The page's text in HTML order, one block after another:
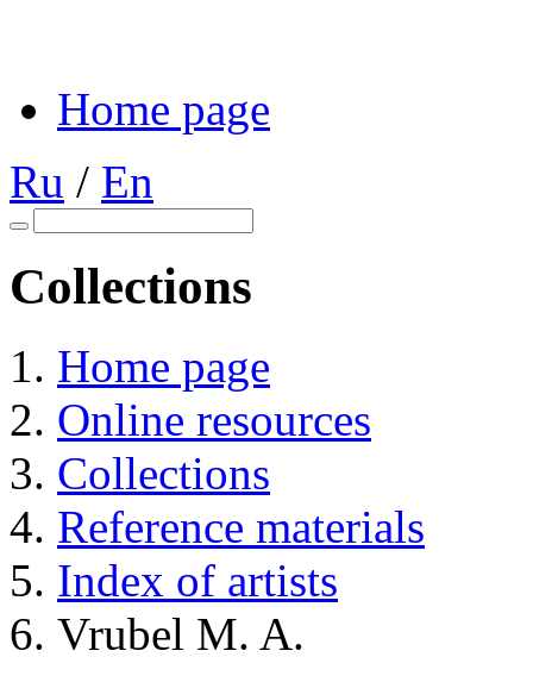
Home page
Ru / En
Collections
Home page
Online resources
Collections
Reference materials
Index of artists
Vrubel M. A.